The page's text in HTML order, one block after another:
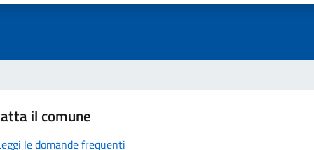
il comune
le domande frequenti